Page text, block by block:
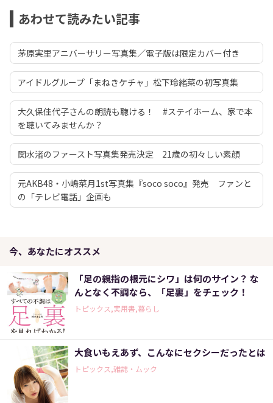
あわせて読みたい記事
茅原実里アニバーサリー写真集／電子版は限定カバー付き
アイドルグループ「まねきケチャ」松下玲緒菜の初写真集
大久保佳代子さんの朗読も聴ける！ #ステイホーム、家で本
を聴いてみませんか？
関水渚のファースト写真集発売決定 21歳の初々しい素顔
元AKB48・小嶋菜月1st写真集『soco soco』発売 ファンと
の「テレビ電話」企画も
今、あなたにオススメ
「足の親指の根元にシワ」は何のサイン？ な
んとなく不調なら、「足裏」をチェック！
トピックス,実用書,暮らし
大食いもえあず、こんなにセクシーだったとは
トピックス,雑誌・ムック